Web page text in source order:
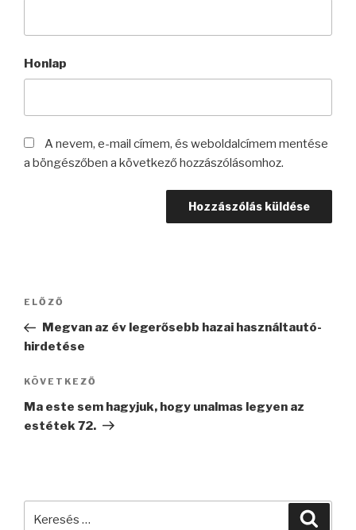
Honlap
A nevem, e-mail címem, és weboldalcímem mentése
a böngészőben a következő hozzászólásomhoz.
Bejegyzés
Korábbi
bejegyzés
ELŐZŐ
Megvan az év legerősebb hazai használtautó-
hirdetése
Következő
bejegyzés
KÖVETKEZŐ
Ma este sem hagyjuk, hogy unalmas legyen az
estétek 72.